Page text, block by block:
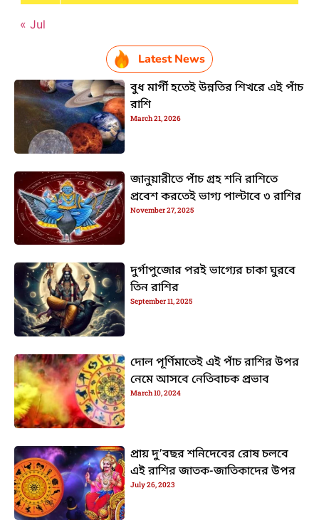
« Jul
Latest News
বুধ মার্গী হতেই উন্নতির শিখরে এই পাঁচ
রাশি
March 21, 2026
জানুয়ারীতে পাঁচ গ্রহ শনি রাশিতে
প্রবেশ করতেই ভাগ্য পাল্টাবে ৩ রাশির
November 27, 2025
দুর্গাপুজোর পরই ভাগ্যের চাকা ঘুরবে
তিন রাশির
September 11, 2025
দোল পূর্ণিমাতেই এই পাঁচ রাশির উপর
নেমে আসবে নেতিবাচক প্রভাব
March 10, 2024
প্রায় দু’বছর শনিদেবের রোষ চলবে
এই রাশির জাতক-জাতিকাদের উপর
July 26, 2023